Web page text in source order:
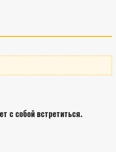
с собой встретиться.